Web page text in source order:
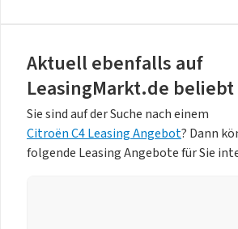
Aktuell ebenfalls auf
LeasingMarkt.de beliebt
Sie sind auf der Suche nach einem
Citroën C4 Leasing Angebot? Dann
folgende Leasing Angebote für Sie